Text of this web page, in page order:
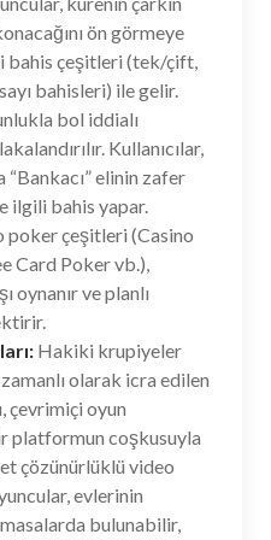
ön görmeye
bahis çeşitleri (tek/çift,
bahisleri) ile gelir.
bol iddialı
Kullanıcılar,
“Bankacı” elinin zafer
ilgili bahis yapar.
poker çeşitleri (Casino
Card Poker vb.),
oynanır ve planlı
Hakiki krupiyeler
olarak icra edilen
çevrimiçi oyun
platformun coşkusuyla
çözünürlüklü video
evlerinin
bulunabilir,